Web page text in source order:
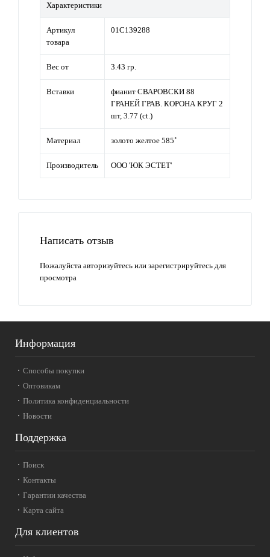
Характеристики
Артикул
товара
01С139288
Вес от 3.43 гр.
Вставки
фианит СВАРОВСКИ 88
ГРАНЕЙ ГРАВ. КОРОНА КРУГ 2
шт, 3.77 (ct.)
Материал золото желтое 585˚
Производитель ООО 'ЮК ЭСТЕТ'
Написать отзыв
Пожалуйста авторизуйтесь или зарегистрируйтесь для
просмотра
Информация
Способы покупки
Оптовикам
Политика конфиденциальности
Новости
Поддержка
Поиск
Контакты
Гарантии качества
Карта сайта
Для клиентов